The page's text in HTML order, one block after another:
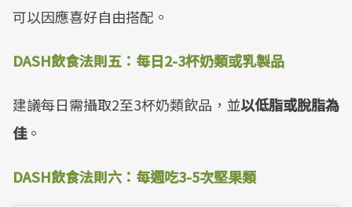
可以因應喜好自由搭配。
DASH飲食法則五：每日2-3杯奶類或乳製品
建議每日需攝取2至3杯奶類飲品，並以低脂或脫脂為
佳。
DASH飲食法則六：每週吃3-5次堅果類